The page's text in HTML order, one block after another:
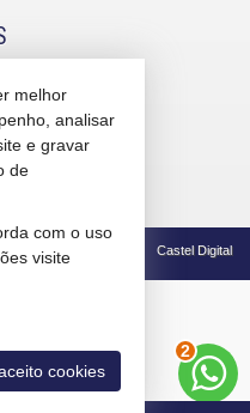
Castel Digital
2
melhor
analisar
e gravar
de
com o uso
visite
cookies